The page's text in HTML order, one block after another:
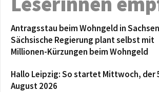
Antragsstau beim Wohngeld in
Sächsische Regierung plant selbst mit
Millionen-Kürzungen beim Wohngeld
Hallo Leipzig: So startet Mittwoch, der
August 2026